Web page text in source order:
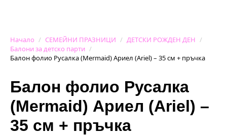
Начало СЕМЕЙНИ ПРАЗНИЦИ
ДЕТСКИ РОЖДЕН ДЕН
Балони за детско парти
Балон фолио Русалка (Mermaid) Ариел (Ariel) – 35 см + пръчка
Балон фолио Русалка
(Mermaid) Ариел (Ariel) –
35 см + пръчка